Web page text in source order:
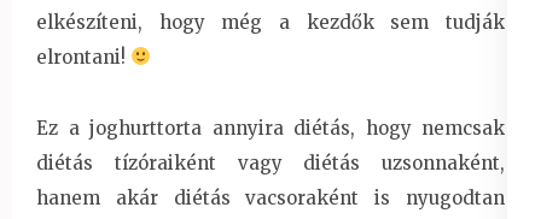
elkészíteni, hogy még a kezdők sem tudják
elrontani!
Ez a joghurttorta annyira diétás, hogy nemcsak
diétás tízóraiként vagy diétás uzsonnaként,
hanem akár diétás vacsoraként is nyugodtan